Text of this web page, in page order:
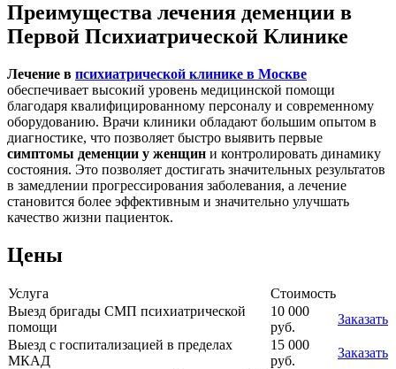
Преимущества лечения деменции в
Первой Психиатрической Клинике
Лечение в психиатрической клинике в Москве
обеспечивает высокий уровень медицинской помощи
благодаря квалифицированному персоналу и современному
оборудованию. Врачи клиники обладают большим опытом в
диагностике, что позволяет быстро выявить первые
симптомы деменции у женщин и контролировать динамику
состояния. Это позволяет достигать значительных результатов
в замедлении прогрессирования заболевания, а лечение
становится более эффективным и значительно улучшать
качество жизни пациенток.
Цены
Услуга
Стоимость
Выезд бригады СМП психиатрической
помощи
10 000
руб.
Заказать
Выезд с госпитализацией в пределах
МКАД
15 000
руб.
Заказать